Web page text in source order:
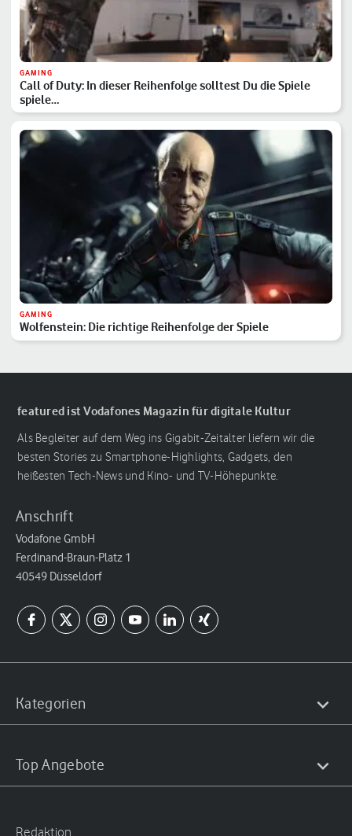
GAMING
Call of Duty: In dieser Reihenfolge solltest Du die Spiele
spiele…
GAMING
Wolfenstein: Die richtige Reihenfolge der Spiele
featured ist Vodafones Magazin für digitale Kultur
Als Begleiter auf dem Weg ins Gigabit-Zeitalter liefern wir die
besten Stories zu Smartphone-Highlights, Gadgets, den
heißesten Tech-News und Kino- und TV-Höhepunkte.
Anschrift
Vodafone GmbH
Ferdinand-Braun-Platz 1
40549 Düsseldorf
Kategorien
Top Angebote
Redaktion